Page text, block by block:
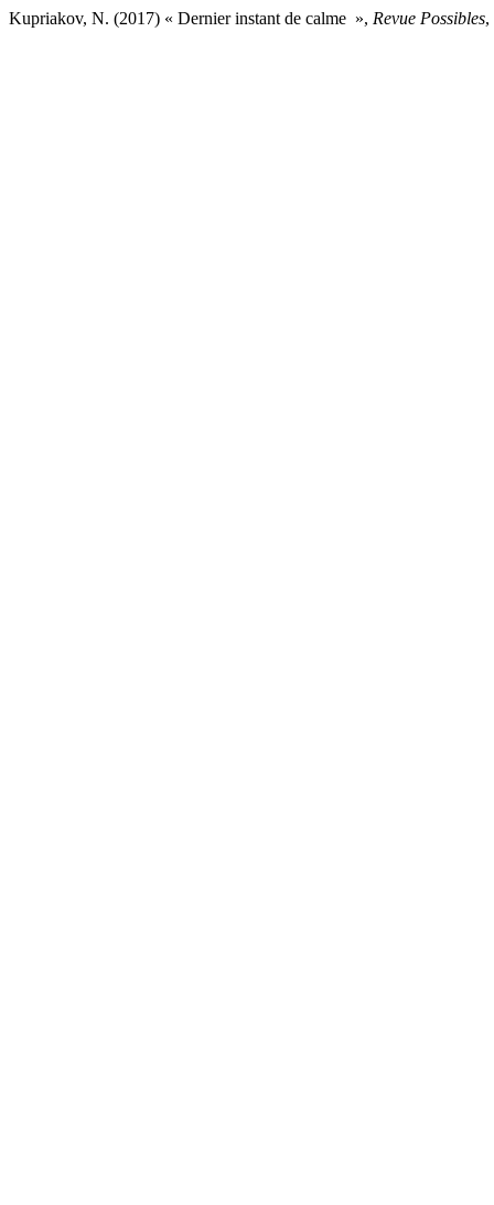
Kupriakov, N. (2017) « Dernier instant de calme », Revue Possibles,